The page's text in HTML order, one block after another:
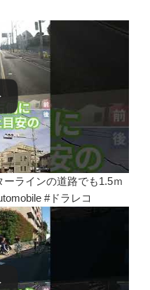
ーラインの道路でも1.5ｍ
#ドラレコ